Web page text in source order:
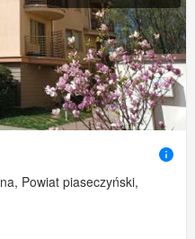
Powiat piaseczyński,